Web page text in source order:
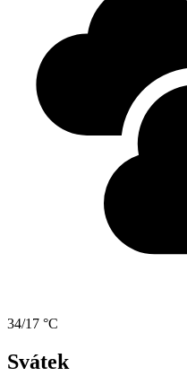
34/17 °C
Svátek